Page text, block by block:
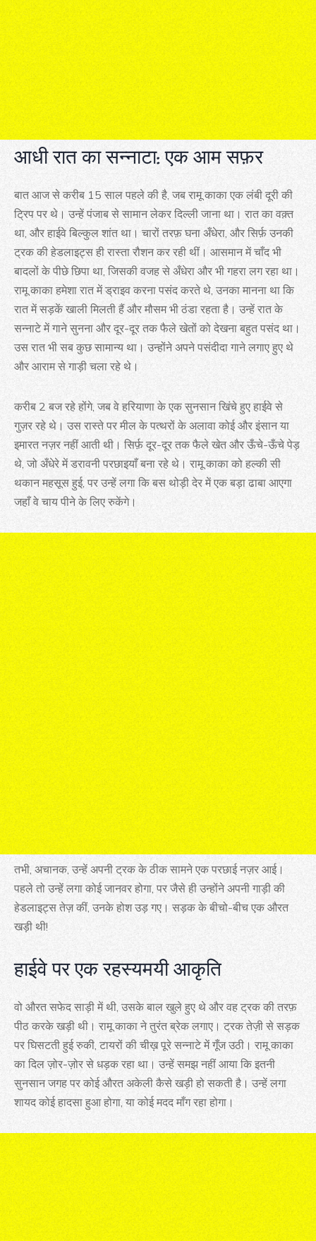
आधी रात का सन्नाटा: एक आम सफ़र
बात आज से करीब 15 साल पहले की है, जब रामू काका एक लंबी दूरी की
ट्रिप पर थे। उन्हें पंजाब से सामान लेकर दिल्ली जाना था। रात का वक़्त
था, और हाईवे बिल्कुल शांत था। चारों तरफ़ घना अँधेरा, और सिर्फ़ उनकी
ट्रक की हेडलाइट्स ही रास्ता रौशन कर रही थीं। आसमान में चाँद भी
बादलों के पीछे छिपा था, जिसकी वजह से अँधेरा और भी गहरा लग रहा था।
रामू काका हमेशा रात में ड्राइव करना पसंद करते थे, उनका मानना था कि
रात में सड़कें खाली मिलती हैं और मौसम भी ठंडा रहता है। उन्हें रात के
सन्नाटे में गाने सुनना और दूर-दूर तक फैले खेतों को देखना बहुत पसंद था।
उस रात भी सब कुछ सामान्य था। उन्होंने अपने पसंदीदा गाने लगाए हुए थे
और आराम से गाड़ी चला रहे थे।
करीब 2 बज रहे होंगे, जब वे हरियाणा के एक सुनसान खिंचे हुए हाईवे से
गुज़र रहे थे। उस रास्ते पर मील के पत्थरों के अलावा कोई और इंसान या
इमारत नज़र नहीं आती थी। सिर्फ़ दूर-दूर तक फैले खेत और ऊँचे-ऊँचे पेड़
थे, जो अँधेरे में डरावनी परछाइयाँ बना रहे थे। रामू काका को हल्की सी
थकान महसूस हुई, पर उन्हें लगा कि बस थोड़ी देर में एक बड़ा ढाबा आएगा
जहाँ वे चाय पीने के लिए रुकेंगे।
तभी, अचानक, उन्हें अपनी ट्रक के ठीक सामने एक परछाई नज़र आई।
पहले तो उन्हें लगा कोई जानवर होगा, पर जैसे ही उन्होंने अपनी गाड़ी की
हेडलाइट्स तेज़ कीं, उनके होश उड़ गए। सड़क के बीचो-बीच एक औरत
खड़ी थी!
हाईवे पर एक रहस्यमयी आकृति
वो औरत सफेद साड़ी में थी, उसके बाल खुले हुए थे और वह ट्रक की तरफ़
पीठ करके खड़ी थी। रामू काका ने तुरंत ब्रेक लगाए। ट्रक तेज़ी से सड़क
पर घिसटती हुई रुकी, टायरों की चीख़ पूरे सन्नाटे में गूँज उठी। रामू काका
का दिल ज़ोर-ज़ोर से धड़क रहा था। उन्हें समझ नहीं आया कि इतनी
सुनसान जगह पर कोई औरत अकेली कैसे खड़ी हो सकती है। उन्हें लगा
शायद कोई हादसा हुआ होगा, या कोई मदद माँग रहा होगा।